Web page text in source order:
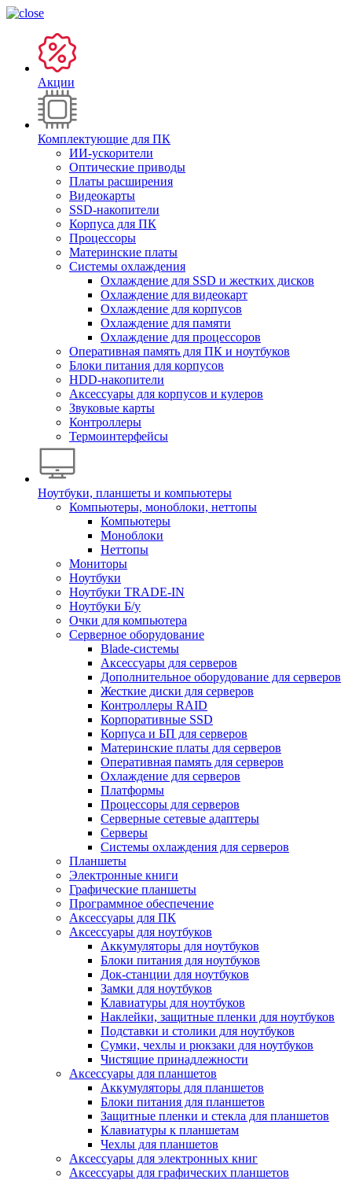
Акции
Комплектующие для ПК
ИИ-ускорители
Оптические приводы
Платы расширения
Видеокарты
SSD-накопители
Корпуса для ПК
Процессоры
Материнские платы
Системы охлаждения
Охлаждение для SSD и жестких дисков
Охлаждение для видеокарт
Охлаждение для корпусов
Охлаждение для памяти
Охлаждение для процессоров
Оперативная память для ПК и ноутбуков
Блоки питания для корпусов
HDD-накопители
Аксессуары для корпусов и кулеров
Звуковые карты
Контроллеры
Термоинтерфейсы
Ноутбуки, планшеты и компьютеры
Компьютеры, моноблоки, неттопы
Компьютеры
Моноблоки
Неттопы
Мониторы
Ноутбуки
Ноутбуки TRADE-IN
Ноутбуки Б/у
Очки для компьютера
Серверное оборудование
Blade-системы
Аксессуары для серверов
Дополнительное оборудование для серверов
Жесткие диски для серверов
Контроллеры RAID
Корпоративные SSD
Корпуса и БП для серверов
Материнские платы для серверов
Оперативная память для серверов
Охлаждение для серверов
Платформы
Процессоры для серверов
Серверные сетевые адаптеры
Серверы
Системы охлаждения для серверов
Планшеты
Электронные книги
Графические планшеты
Программное обеспечение
Аксессуары для ПК
Аксессуары для ноутбуков
Аккумуляторы для ноутбуков
Блоки питания для ноутбуков
Док-станции для ноутбуков
Замки для ноутбуков
Клавиатуры для ноутбуков
Наклейки, защитные пленки для ноутбуков
Подставки и столики для ноутбуков
Сумки, чехлы и рюкзаки для ноутбуков
Чистящие принадлежности
Аксессуары для планшетов
Аккумуляторы для планшетов
Блоки питания для планшетов
Защитные пленки и стекла для планшетов
Клавиатуры к планшетам
Чехлы для планшетов
Аксессуары для электронных книг
Аксессуары для графических планшетов